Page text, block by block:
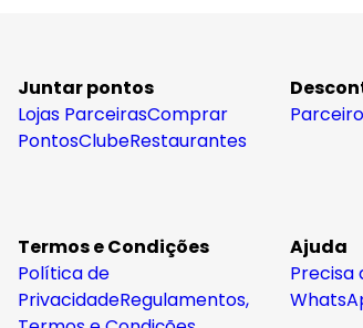
Juntar pontos
Lojas ParceirasComprar
PontosClubeRestaurantes
Termos e Condições
Política de
PrivacidadeRegulamentos,
Ajuda
Precisa